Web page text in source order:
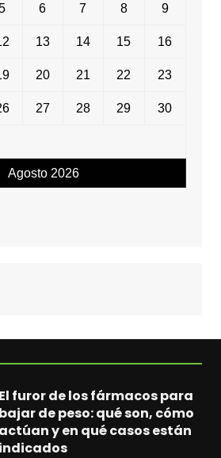
Agosto 2026
6 7 8 9
13 14 15 16
20 21 22 23
27 28 29 30
El furor de los fármacos para
bajar de peso: qué son, cómo
actúan y en qué casos están
indicados